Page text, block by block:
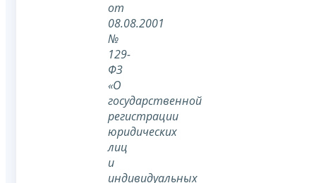
от
08.08.2001
№
129-
ФЗ
«О
государственной
регистрации
юридических
лиц
и
индивидуальных